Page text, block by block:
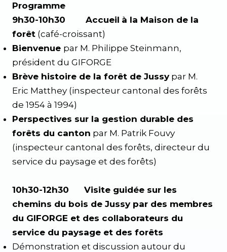
Programme
9h30-10h30 Accueil à la Maison de la
forêt (café-croissant)
Bienvenue par M. Philippe Steinmann,
président du GIFORGE
Brève histoire de la forêt de Jussypar M.
Eric Matthey (inspecteur cantonal des forêts
de 1954 à 1994)
Perspectives sur la gestion durable des
forêts du canton par M. Patrik Fouvy
(inspecteur cantonal des forêts, directeur du
service du paysage et des forêts)
10h30-12h30 Visite guidée sur les
chemins du bois de Jussy par des membres
du GIFORGE et des collaborateurs du
service du paysage et des forêts
Démonstration et discussion autour du